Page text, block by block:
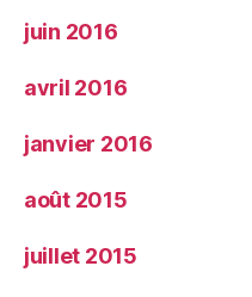
juin 2016
avril 2016
janvier 2016
août 2015
juillet 2015